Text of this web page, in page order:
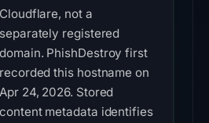
Cloudflare, not a
separately registered
domain. PhishDestroy first
recorded this hostname on
Apr 24, 2026. Stored
content metadata identifies